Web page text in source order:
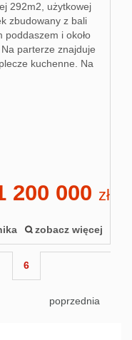
292m2, użytkowej
zbudowany z bali
i około
parterze znajduje
kuchenne. Na
200 000 zł
zobacz więcej
6
poprzednia